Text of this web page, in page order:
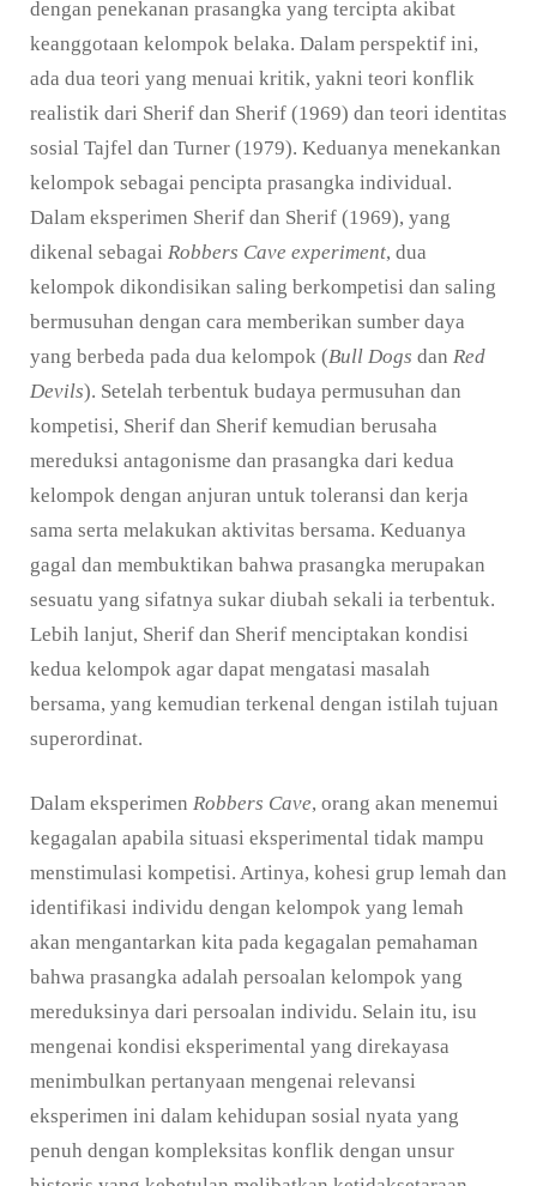
dengan penekanan prasangka yang tercipta akibat
keanggotaan kelompok belaka. Dalam perspektif ini,
ada dua teori yang menuai kritik, yakni teori konflik
realistik dari Sherif dan Sherif (1969) dan teori identitas
sosial Tajfel dan Turner (1979). Keduanya menekankan
kelompok sebagai pencipta prasangka individual.
Dalam eksperimen Sherif dan Sherif (1969), yang
dikenal sebagai Robbers Cave experiment, dua
kelompok dikondisikan saling berkompetisi dan saling
bermusuhan dengan cara memberikan sumber daya
yang berbeda pada dua kelompok (Bull Dogs dan Red
Devils). Setelah terbentuk budaya permusuhan dan
kompetisi, Sherif dan Sherif kemudian berusaha
mereduksi antagonisme dan prasangka dari kedua
kelompok dengan anjuran untuk toleransi dan kerja
sama serta melakukan aktivitas bersama. Keduanya
gagal dan membuktikan bahwa prasangka merupakan
sesuatu yang sifatnya sukar diubah sekali ia terbentuk.
Lebih lanjut, Sherif dan Sherif menciptakan kondisi
kedua kelompok agar dapat mengatasi masalah
bersama, yang kemudian terkenal dengan istilah tujuan
superordinat.
Dalam eksperimen Robbers Cave, orang akan menemui
kegagalan apabila situasi eksperimental tidak mampu
menstimulasi kompetisi. Artinya, kohesi grup lemah dan
identifikasi individu dengan kelompok yang lemah
akan mengantarkan kita pada kegagalan pemahaman
bahwa prasangka adalah persoalan kelompok yang
mereduksinya dari persoalan individu. Selain itu, isu
mengenai kondisi eksperimental yang direkayasa
menimbulkan pertanyaan mengenai relevansi
eksperimen ini dalam kehidupan sosial nyata yang
penuh dengan kompleksitas konflik dengan unsur